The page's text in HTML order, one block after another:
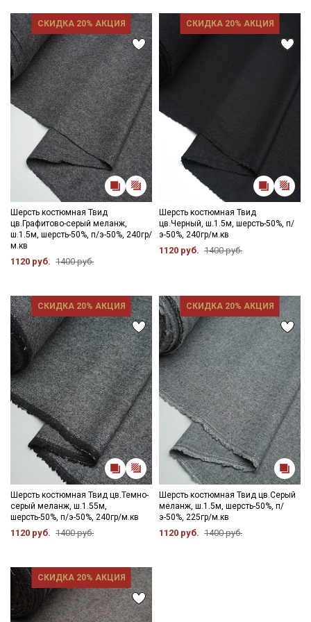
СКИДКА 20% АКЦИЯ
Шерсть костюмная Твид
цв.Графитово-серый меланж,
ш.1.5м, шерсть-50%, п/э-50%, 240гр/
м.кв
1120 руб. 1400 руб.
СКИДКА 20% АКЦИЯ
Шерсть костюмная Твид
цв.Черный, ш.1.5м, шерсть-50%, п/
э-50%, 240гр/м.кв
1120 руб. 1400 руб.
СКИДКА 20% АКЦИЯ
Шерсть костюмная Твид цв.Темно-
серый меланж, ш.1.55м,
шерсть-50%, п/э-50%, 240гр/м.кв
1120 руб. 1400 руб.
СКИДКА 20% АКЦИЯ
Шерсть костюмная Твид цв.Серый
меланж, ш.1.5м, шерсть-50%, п/
э-50%, 225гр/м.кв
1120 руб. 1400 руб.
СКИДКА 20% АКЦИЯ
Мы публикуем здесь дополнительные
промокоды и скидки до 30% на узкие
категории тканей